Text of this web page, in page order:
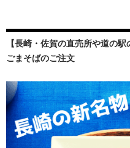
【長崎・佐賀の直売所や道の
ごまそばのご注文